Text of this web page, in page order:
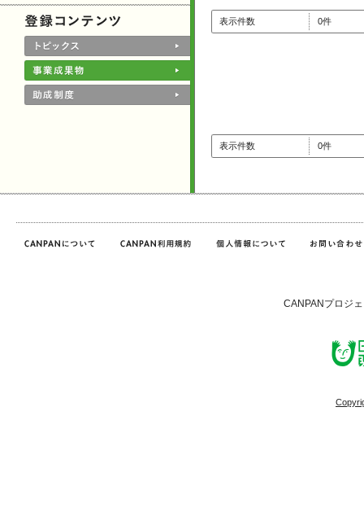
表示件数 0件
表示件数 0件
CANPANプロジ